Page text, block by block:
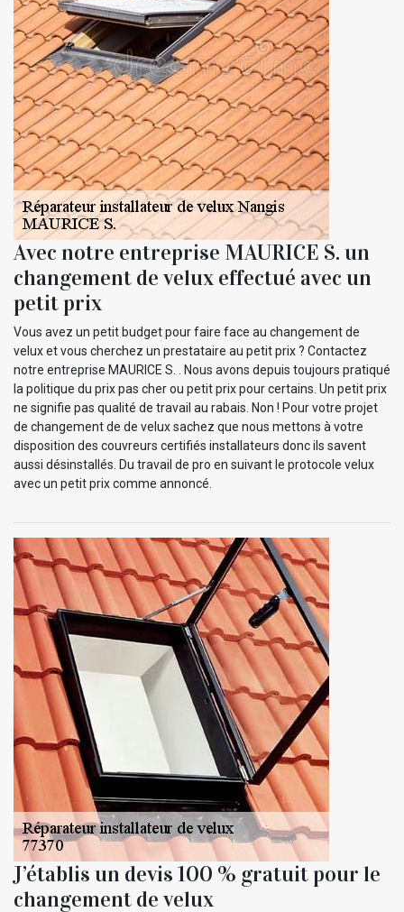
Avec notre entreprise MAURICE S. un
changement de velux effectué avec un
petit prix
Vous avez un petit budget pour faire face au changement de
velux et vous cherchez un prestataire au petit prix ? Contactez
notre entreprise MAURICE S. . Nous avons depuis toujours pratiqué
la politique du prix pas cher ou petit prix pour certains. Un petit prix
ne signifie pas qualité de travail au rabais. Non ! Pour votre projet
de changement de de velux sachez que nous mettons à votre
disposition des couvreurs certifiés installateurs donc ils savent
aussi désinstallés. Du travail de pro en suivant le protocole velux
avec un petit prix comme annoncé.
J’établis un devis 100 % gratuit pour le
changement de velux